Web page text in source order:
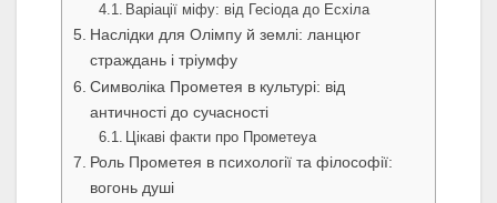
Варіації міфу: від Гесіода до Есхіла
Наслідки для Олімпу й землі: ланцюг
страждань і тріумфу
Символіка Прометея в культурі: від
античності до сучасності
Цікаві факти про Прометeya
Роль Прометея в психології та філософії:
вогонь душі